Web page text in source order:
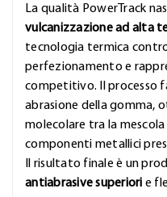
La qualità PowerTrack
vulcanizzazione ad alta
tecnologia termica
perfezionamento e
competitivo. Il processo
abrasione della gomma,
molecolare tra la
componenti metallici
Il risultato finale è un
antiabrasive superiori e